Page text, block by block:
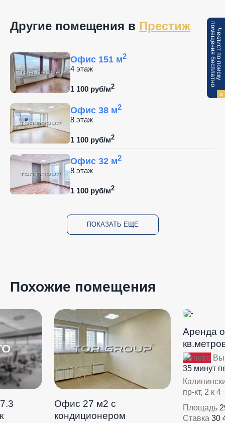
Другие помещения в Престиж
Офис 151 м2
4 этаж
1 100 руб/м2
Офис 38 м2
8 этаж
1 100 руб/м2
Офис 32 м2
8 этаж
1 100 руб/м2
ПОКАЗАТЬ ЕЩЕ
Похожие помещения
Офис 27 м2 с
кондиционером
Аренда
35 минут
пр-кт, 2 к 4
Площадь
Ставка 30
Ч
е
к
л
и
с
т
п
о
п
о
и
с
к
у
по
м
е
щ
е
н
и
я
б
е
с
п
л
а
т
н
о
×